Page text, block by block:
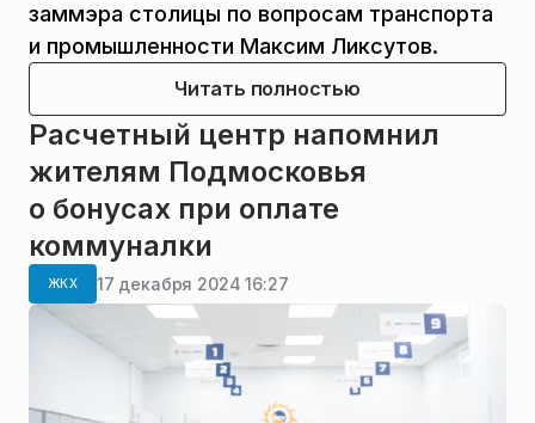
заммэра столицы по вопросам транспорта
и промышленности Максим Ликсутов.
Читать полностью
Расчетный центр напомнил
жителям Подмосковья
о бонусах при оплате
коммуналки
ЖКХ 17 декабря 2024 16:27